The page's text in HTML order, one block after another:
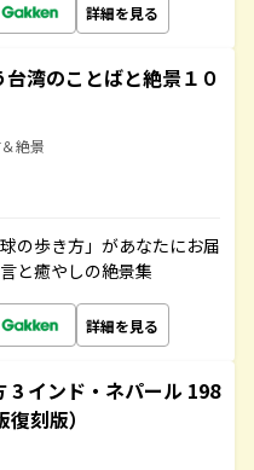
詳細を見る
湾のことばと絶景１０
絶景
の歩き方」があなたにお届
と癒やしの絶景集
詳細を見る
3 インド・ネパール 198
刻版）